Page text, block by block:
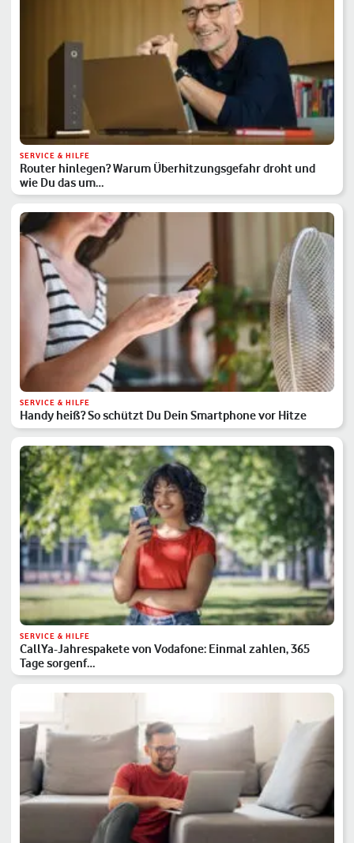
SERVICE & HILFE
Router hinlegen? Warum Überhitzungsgefahr droht und
wie Du das um…
SERVICE & HILFE
Handy heiß? So schützt Du Dein Smartphone vor Hitze
SERVICE & HILFE
CallYa-Jahrespakete von Vodafone: Einmal zahlen, 365
Tage sorgenf…